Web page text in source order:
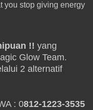
you stop giving energy
!! yang
Glow Team.
2 alternatif
: 0812-1223-3535